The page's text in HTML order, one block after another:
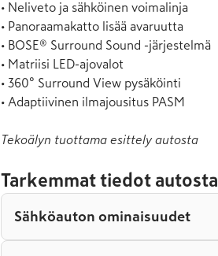
• Neliveto ja sähköinen voimalinja
• Panoraamakatto lisää avaruutta
• BOSE® Surround Sound -järjestelmä
• Matriisi LED-ajovalot
• 360° Surround View pysäköinti
• Adaptiivinen ilmajousitus PASM
Tekoälyn tuottama esittely autosta
Tarkemmat tiedot autosta
Sähköauton ominaisuudet